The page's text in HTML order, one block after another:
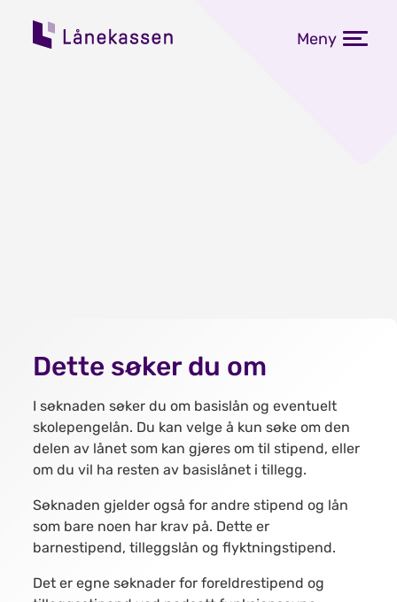
Meny
Dette søker du om
I søknaden søker du om basislån og eventuelt
skolepengelån. Du kan velge å kun søke om den
delen av lånet som kan gjøres om til stipend, eller
om du vil ha resten av basislånet i tillegg.
Søknaden gjelder også for andre stipend og lån
som bare noen har krav på. Dette er
barnestipend, tilleggslån og flyktningstipend.
Det er egne søknader for foreldrestipend og